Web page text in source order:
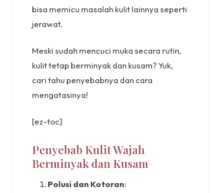
bisa memicu masalah kulit lainnya seperti
jerawat.
Meski sudah mencuci muka secara rutin,
kulit tetap berminyak dan kusam? Yuk,
cari tahu penyebabnya dan cara
mengatasinya!
[ez-toc]
Penyebab Kulit Wajah
Berminyak dan Kusam
Polusi dan Kotoran: